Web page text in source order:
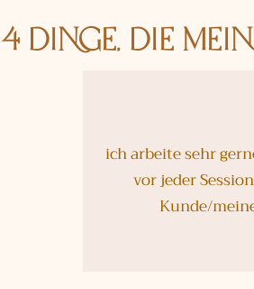
ich arbeite sehr
vor jeder
Kunde/
4 Dinge, die